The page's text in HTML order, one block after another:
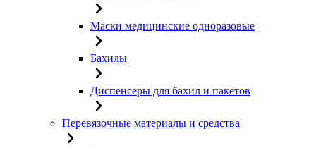
Маски медицинские одноразовые
Бахилы
Диспенсеры для бахил и пакетов
Перевязочные материалы и средства